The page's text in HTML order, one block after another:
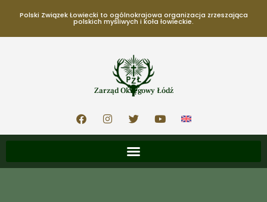
Polski Związek Łowiecki to ogólnokrajowa organizacja zrzeszająca
polskich myśliwych i koła łowieckie.
Zarząd Okręgowy Łódź